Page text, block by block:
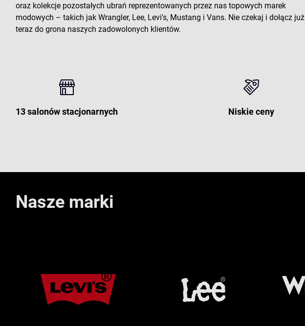
oraz kolekcje pozostałych ubrań reprezentowanych przez nas topowych marek
modowych – takich jak Wrangler, Lee, Levi's, Mustang i Vans. Nie czekaj i dołącz już
teraz do grona naszych zadowolonych klientów.
13 salonów stacjonarnych Niskie ceny
Nasze marki